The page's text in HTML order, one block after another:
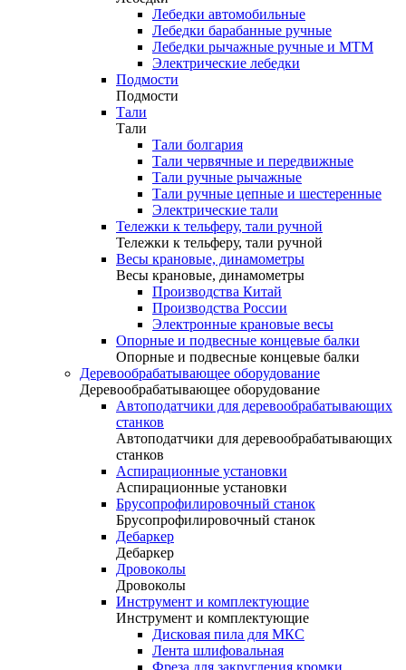
Лебедки автомобильные
Лебедки барабанные ручные
Лебедки рычажные ручные и МТМ
Электрические лебедки
Подмости
Подмости
Тали
Тали
Тали болгария
Тали червячные и передвижные
Тали ручные рычажные
Тали ручные цепные и шестеренные
Электрические тали
Тележки к тельферу, тали ручной
Тележки к тельферу, тали ручной
Весы крановые, динамометры
Весы крановые, динамометры
Производства Китай
Производства России
Электронные крановые весы
Опорные и подвесные концевые балки
Опорные и подвесные концевые балки
Деревообрабатывающее оборудование
Деревообрабатывающее оборудование
Автоподатчики для деревообрабатывающих
станков
Автоподатчики для деревообрабатывающих
станков
Аспирационные установки
Аспирационные установки
Брусопрофилировочный станок
Брусопрофилировочный станок
Дебаркер
Дебаркер
Дровоколы
Дровоколы
Инструмент и комплектующие
Инструмент и комплектующие
Дисковая пила для МКС
Лента шлифовальная
Фреза для закругления кромки